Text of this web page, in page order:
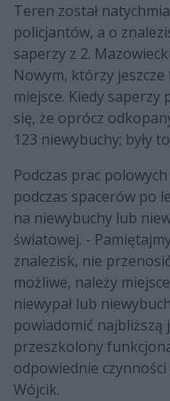
Teren został
policjantów, a o
saperzy z 2.
Nowym, którzy
miejsce. Kiedy saperzy
się, że oprócz
123 niewybuchy; były
Podczas prac
podczas spacerów po
na niewybuchy lub
światowej. -
znalezisk, nie
możliwe, należy
niewypał lub
powiadomić najbliższą
przeszkolony
odpowiednie
Wójcik.